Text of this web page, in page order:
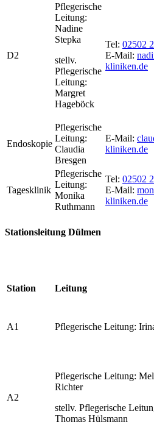
D2
Pflegerische
Leitung:
Nadine
Stepka
stellv.
Pflegerische
Leitung:
Margret
Hageböck
Tel: 02502
E-Mail:
kliniken.de
Endoskopie
Pflegerische
Leitung:
Claudia
Bresgen
E-Mail:
kliniken.de
Tagesklinik
Pflegerische
Leitung:
Monika
Ruthmann
Tel: 02502
E-Mail:
kliniken.de
Stationsleitung Dülmen
Station Leitung
A1 Pflegerische Leitung:
A2
Pflegerische Leitung:
Richter
stellv. Pflegerische
Thomas Hülsmann